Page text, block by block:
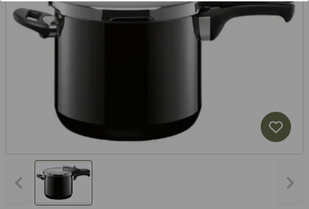
Vorheriges Bild anzeigen